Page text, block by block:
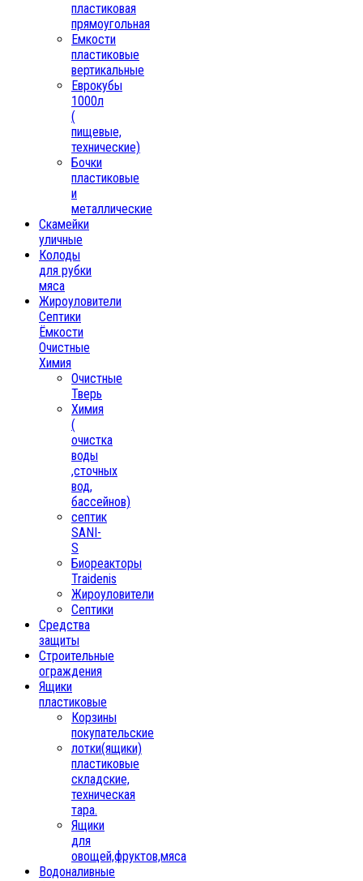
пластиковая
прямоугольная
Емкости
пластиковые
вертикальные
Еврокубы
1000л
(
пищевые,
технические)
Бочки
пластиковые
и
металлические
Скамейки
уличные
Колоды
для рубки
мяса
Жироуловители
Септики
Ёмкости
Очистные
Химия
Очистные
Тверь
Химия
(
очистка
воды
,сточных
вод,
бассейнов)
септик
SANI-
S
Биореакторы
Traidenis
Жироуловители
Септики
Средства
защиты
Строительные
ограждения
Ящики
пластиковые
Корзины
покупательские
лотки(ящики)
пластиковые
складские,
техническая
тара.
Ящики
для
овощей,фруктов,мяса
Водоналивные